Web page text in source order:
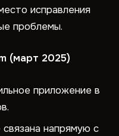
исправления
проблемы.
(март 2025)
приложение в
напрямую с